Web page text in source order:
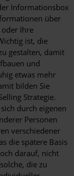
Informationsbox
über
Ihre
ist, die
gestalten, damit
und
etwas mehr
bilden Sie
Strategie.
durch eigenen
Personen
verschiedener
die spätere Basis
darauf, nicht
die zu